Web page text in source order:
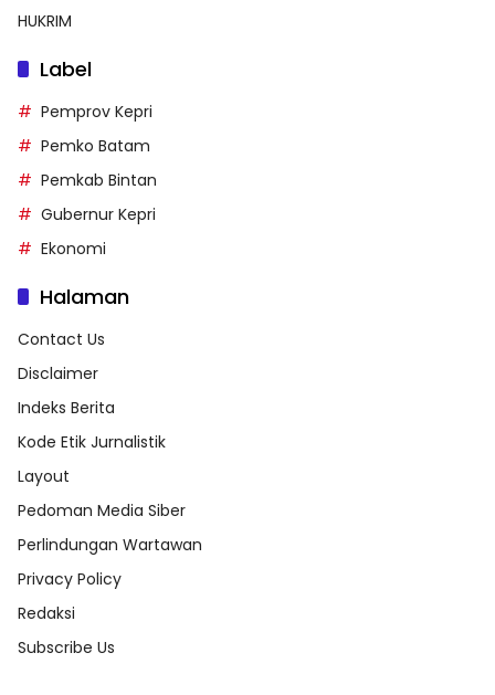
HUKRIM
Label
Pemprov Kepri
Pemko Batam
Pemkab Bintan
Gubernur Kepri
Ekonomi
Halaman
Contact Us
Disclaimer
Indeks Berita
Kode Etik Jurnalistik
Layout
Pedoman Media Siber
Perlindungan Wartawan
Privacy Policy
Redaksi
Subscribe Us